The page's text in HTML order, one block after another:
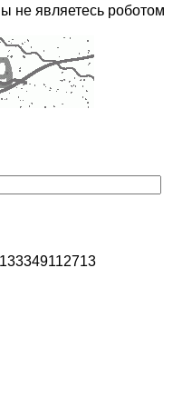
не являетесь роботом